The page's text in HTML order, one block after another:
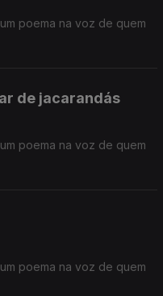
poema na voz de quem
de jacarandás
poema na voz de quem
poema na voz de quem